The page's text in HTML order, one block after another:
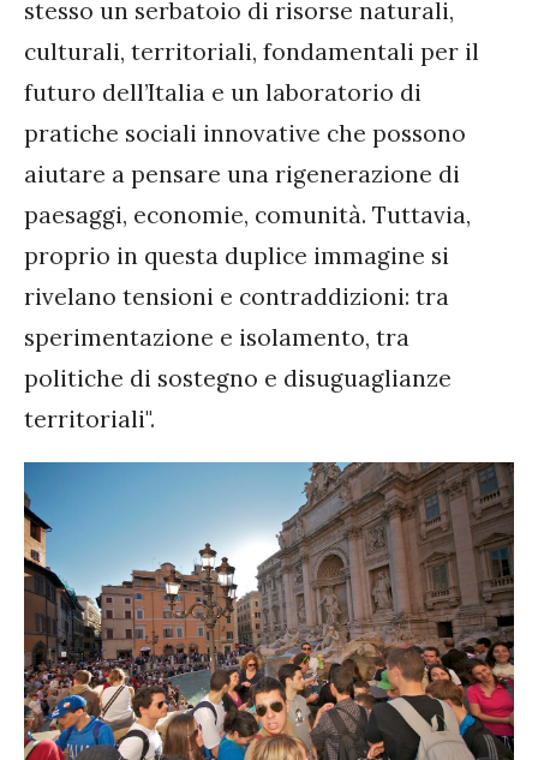
stesso un serbatoio di risorse naturali,
culturali, territoriali, fondamentali per il
futuro dell’Italia e un laboratorio di
pratiche sociali innovative che possono
aiutare a pensare una rigenerazione di
paesaggi, economie, comunità. Tuttavia,
proprio in questa duplice immagine si
rivelano tensioni e contraddizioni: tra
sperimentazione e isolamento, tra
politiche di sostegno e disuguaglianze
territoriali".